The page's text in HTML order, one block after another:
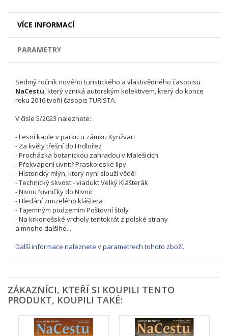
VÍCE INFORMACÍ
PARAMETRY
Sedmý ročník nového turistického a vlastivědného časopisu
NaCestu, který vzniká autorským kolektivem, který do konce
roku 2016 tvořil časopis TURISTA.
V čísle 5/2023 naleznete:
- Lesní kaple v parku u zámku Kynžvart
- Za květy třešní do Hrdlořez
- Procházka botanickou zahradou v Malešicích
- Překvapení uvnitř Praskoleské lípy
- Historický mlýn, který nyní slouží vědě!
- Technický skvost - viadukt Velký Klášterák
- Nivou Nivničky do Nivnic
- Hledání zmizelého kláštera
- Tajemným podzemím Poštovní štoly
- Na krkonošské vrcholy tentokrát z polské strany
a mnoho dalšího...
Další informace naleznete v parametrech tohoto zboží.
ZÁKAZNÍCI, KTEŘÍ SI KOUPILI TENTO
PRODUKT, KOUPILI TAKÉ: